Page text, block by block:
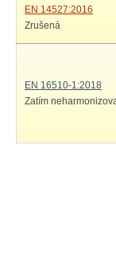
EN 14527:2016
Zrušená
EN 16510-1:2018
Zatím